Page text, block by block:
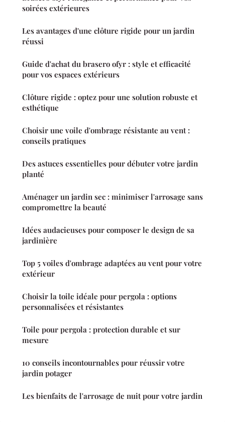
soirées extérieures
Les avantages d'une clôture rigide pour un jardin
réussi
Guide d'achat du brasero ofyr : style et efficacité
pour vos espaces extérieurs
Clôture rigide : optez pour une solution robuste et
esthétique
Choisir une voile d'ombrage résistante au vent :
conseils pratiques
Des astuces essentielles pour débuter votre jardin
planté
Aménager un jardin sec : minimiser l'arrosage sans
compromettre la beauté
Idées audacieuses pour composer le design de sa
jardinière
Top 5 voiles d'ombrage adaptées au vent pour votre
extérieur
Choisir la toile idéale pour pergola : options
personnalisées et résistantes
Toile pour pergola : protection durable et sur
mesure
10 conseils incontournables pour réussir votre
jardin potager
Les bienfaits de l'arrosage de nuit pour votre jardin